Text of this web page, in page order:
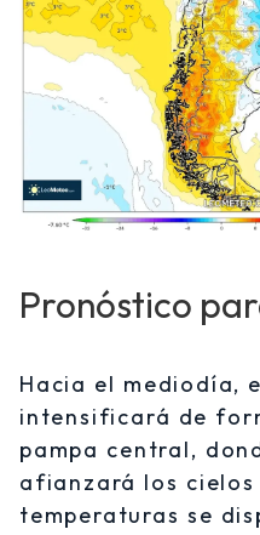
Pronóstico
Hacia el mediodía,
intensificará de
pampa central,
afianzará los cielos
temperaturas se